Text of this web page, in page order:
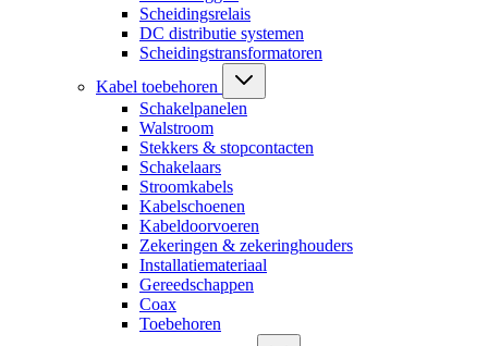
Scheidingsrelais
DC distributie systemen
Scheidingstransformatoren
Kabel toebehoren
Schakelpanelen
Walstroom
Stekkers & stopcontacten
Schakelaars
Stroomkabels
Kabelschoenen
Kabeldoorvoeren
Zekeringen & zekeringhouders
Installatiemateriaal
Gereedschappen
Coax
Toebehoren